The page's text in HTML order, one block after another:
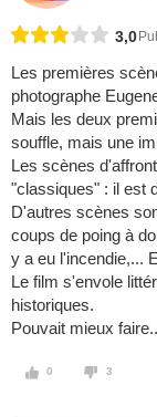
3,0
Les premières
photographe
Mais les deux
souffle, mais une
Les scènes
"classiques" : il est
D'autres scènes
coups de poing à
y a eu l'incendie,...
Le film s'envole
historiques.
Pouvait mieux
0 3